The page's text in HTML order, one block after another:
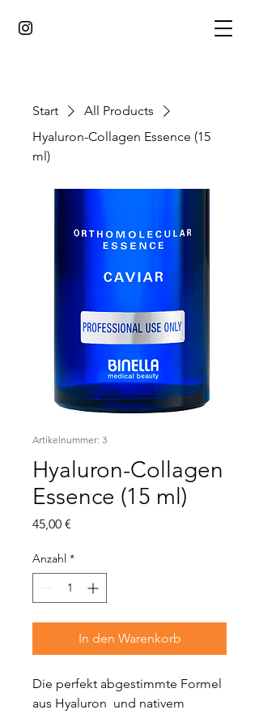
Start
All Products
Hyaluron-Collagen Essence (15
ml)
Artikelnummer: 3
Hyaluron-Collagen
Essence (15 ml)
45,00 €
Anzahl *
In den Warenkorb
Die perfekt abgestimmte Formel
aus Hyaluron  und nativem